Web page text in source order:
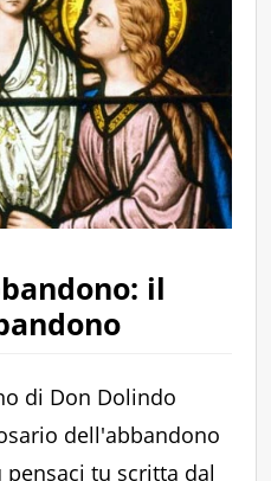
il
di Don Dolindo
dell'abbandono
tu scritta dal